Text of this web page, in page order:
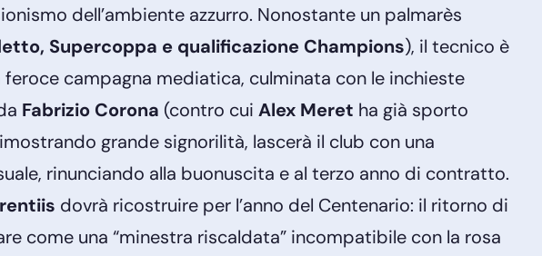
dell’ambiente azzurro. Nonostante un palmarès
Supercoppa e qualificazione Champions), il tecnico è
campagna mediatica, culminata con le inchieste
Fabrizio Corona (contro cui Alex Meret ha già sporto
grande signorilità, lascerà il club con una
rinunciando alla buonuscita e al terzo anno di contratto.
dovrà ricostruire per l’anno del Centenario: il ritorno di
come una “minestra riscaldata” incompatibile con la rosa